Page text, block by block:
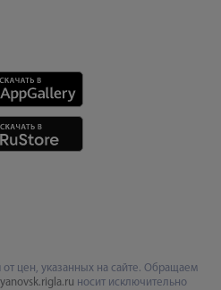
от цен, указанных на сайте. Обращаем
носит исключительно